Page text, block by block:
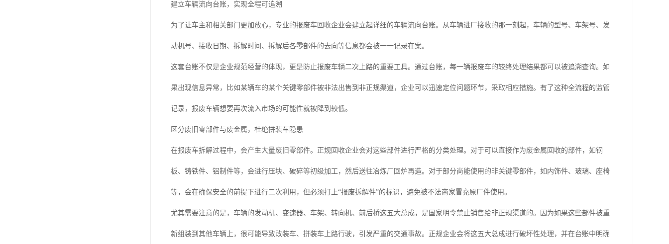
建立车辆流向台账，实现全程可追溯
为了让车主和相关部门更加放心，专业的报废车回收企业会建立起详细的车辆流向台账。从车辆进厂接收的那一刻起，车辆的型号、车架号、发
动机号、接收日期、拆解时间、拆解后各零部件的去向等信息都会被一一记录在案。
这套台账不仅是企业规范经营的体现，更是防止报废车辆二次上路的重要工具。通过台账，每一辆报废车的较终处理结果都可以被追溯查询。如
果出现信息异常，比如某辆车的某个关键零部件被非法出售到非正规渠道，企业可以迅速定位问题环节，采取相应措施。有了这种全流程的监管
记录，报废车辆想要再次流入市场的可能性就被降到较低。
区分废旧零部件与废金属，杜绝拼装车隐患
在报废车拆解过程中，会产生大量废旧零部件。正规回收企业会对这些部件进行严格的分类处理。对于可以直接作为废金属回收的部件，如钢
板、铸铁件、铝制件等，会进行压块、破碎等初级加工，然后送往冶炼厂回炉再造。对于部分尚能使用的非关键零部件，如内饰件、玻璃、座椅
等，会在确保安全的前提下进行二次利用，但必须打上“报废拆解件”的标识，避免被不法商家冒充原厂件使用。
尤其需要注意的是，车辆的发动机、变速器、车架、转向机、前后桥这五大总成，是国家明令禁止销售给非正规渠道的。因为如果这些部件被重
新组装到其他车辆上，很可能导致改装车、拼装车上路行驶，引发严重的交通事故。正规企业会将这五大总成进行破坏性处理，并在台账中明确